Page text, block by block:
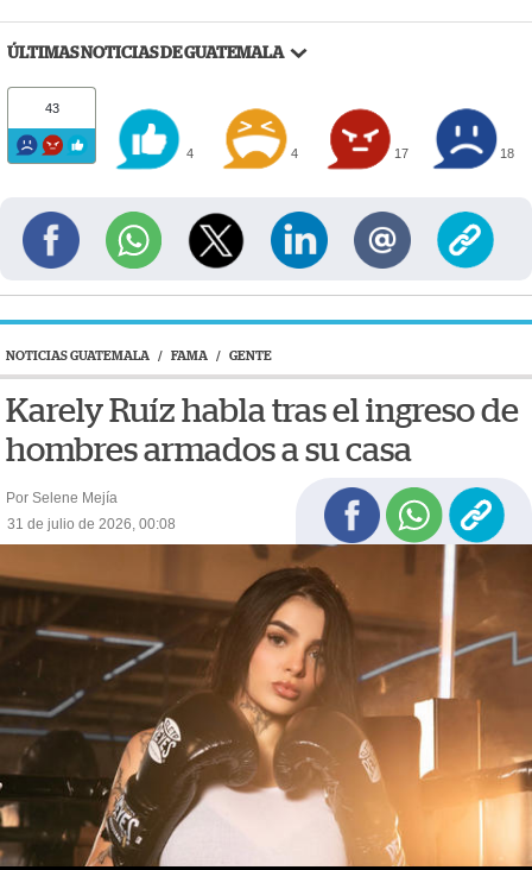
ÚLTIMAS NOTICIAS DE GUATEMALA
43
4 4 17 18
NOTICIAS GUATEMALA / FAMA / GENTE
Karely Ruíz habla tras el ingreso de
hombres armados a su casa
Por Selene Mejía
31 de julio de 2026, 00:08